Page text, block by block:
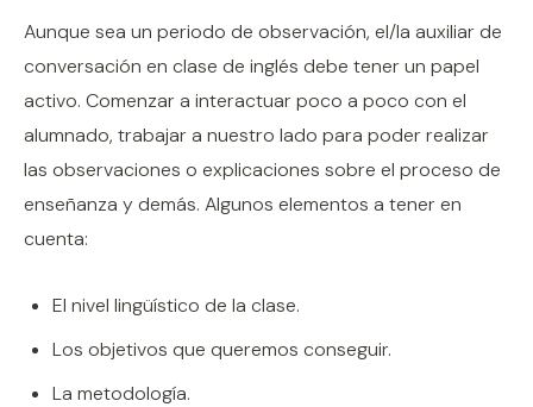
Aunque sea un periodo de observación, el/la auxiliar de
conversación en clase de inglés debe tener un papel
activo. Comenzar a interactuar poco a poco con el
alumnado, trabajar a nuestro lado para poder realizar
las observaciones o explicaciones sobre el proceso de
enseñanza y demás. Algunos elementos a tener en
cuenta:
El nivel lingüístico de la clase.
Los objetivos que queremos conseguir.
La metodología.